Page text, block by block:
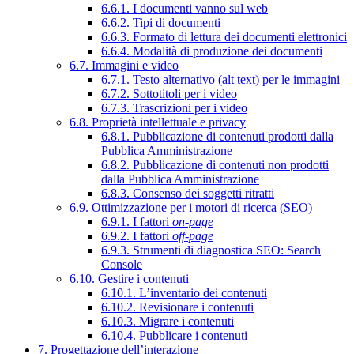
6.6.1. I documenti vanno sul web
6.6.2. Tipi di documenti
6.6.3. Formato di lettura dei documenti elettronici
6.6.4. Modalità di produzione dei documenti
6.7. Immagini e video
6.7.1. Testo alternativo (alt text) per le immagini
6.7.2. Sottotitoli per i video
6.7.3. Trascrizioni per i video
6.8. Proprietà intellettuale e privacy
6.8.1. Pubblicazione di contenuti prodotti dalla
Pubblica Amministrazione
6.8.2. Pubblicazione di contenuti non prodotti
dalla Pubblica Amministrazione
6.8.3. Consenso dei soggetti ritratti
6.9. Ottimizzazione per i motori di ricerca (SEO)
6.9.1. I fattori on-page
6.9.2. I fattori off-page
6.9.3. Strumenti di diagnostica SEO: Search
Console
6.10. Gestire i contenuti
6.10.1. L’inventario dei contenuti
6.10.2. Revisionare i contenuti
6.10.3. Migrare i contenuti
6.10.4. Pubblicare i contenuti
7. Progettazione dell’interazione